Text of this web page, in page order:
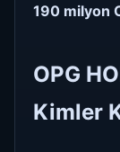
190 milyon
OPG
Kimler